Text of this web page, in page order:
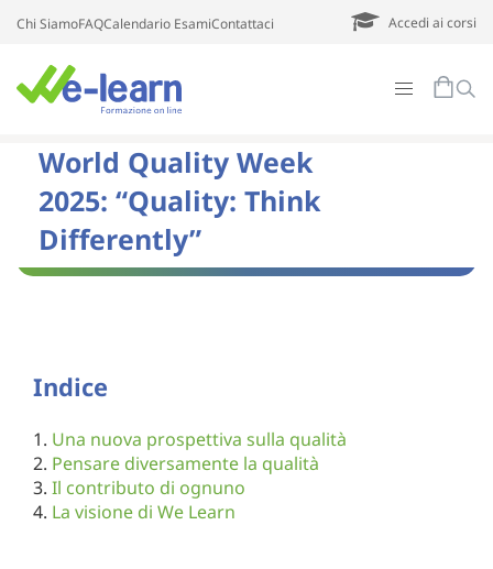
Chi SiamoFAQCalendario EsamiContattaci Accedi ai corsi
World Quality Week
2025: “Quality: Think
Differently”
Indice
Una nuova prospettiva sulla qualità
Pensare diversamente la qualità
Il contributo di ognuno
La visione di We Learn